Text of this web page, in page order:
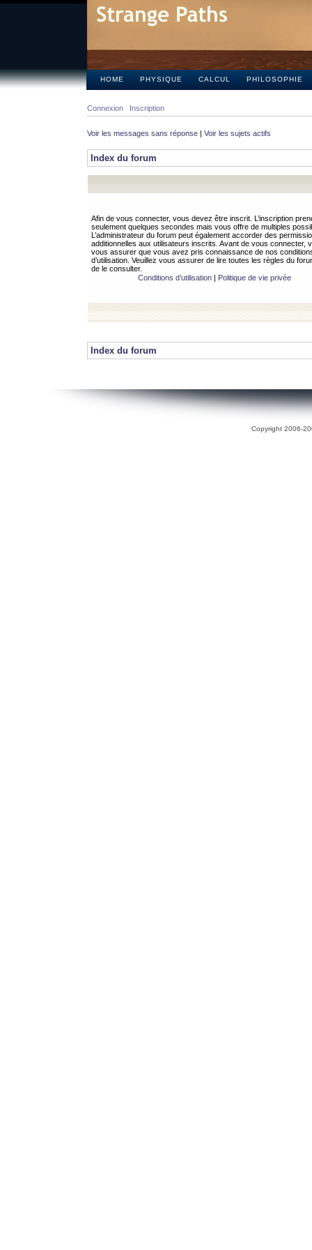
HOME PHYSIQUE CALCUL PHILOSOPHIE
Connexion Inscription
Voir les messages sans réponse | Voir les sujets actifs
Index du forum
Afin de vous connecter, vous devez être inscrit. L’inscription
seulement quelques secondes mais vous offre de multiples
L’administrateur du forum peut également accorder des
additionnelles aux utilisateurs inscrits. Avant de vous connecter,
vous assurer que vous avez pris connaissance de nos
d’utilisation. Veuillez vous assurer de lire toutes les règles du
de le consulter.
Conditions d’utilisation| Politique de vie privée
Index du forum
Copyright 2006-